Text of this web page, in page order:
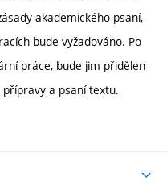
akademického psaní,
bude vyžadováno. Po
práce, bude jim přidělen
a psaní textu.